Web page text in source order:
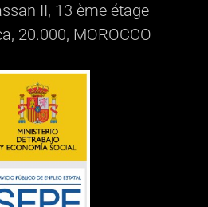
II, 13 ème étage
20.000, MOROCCO